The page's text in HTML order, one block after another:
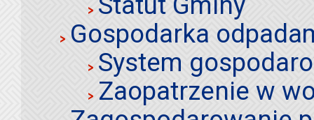
Gospodarka
System
Zaopatrzenie w